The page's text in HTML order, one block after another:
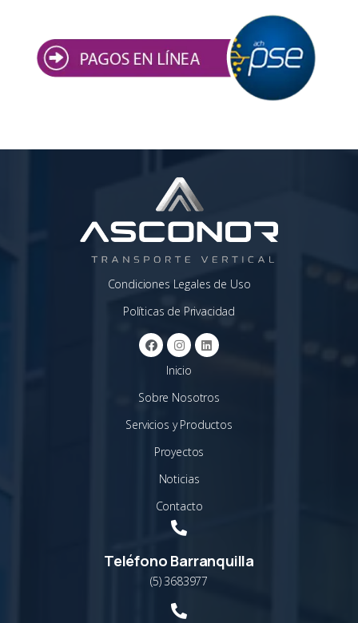
Condiciones Legales de Uso
Políticas de Privacidad
Inicio
Sobre Nosotros
Servicios y Productos
Proyectos
Noticias
Contacto
Teléfono Barranquilla
(5) 3683977